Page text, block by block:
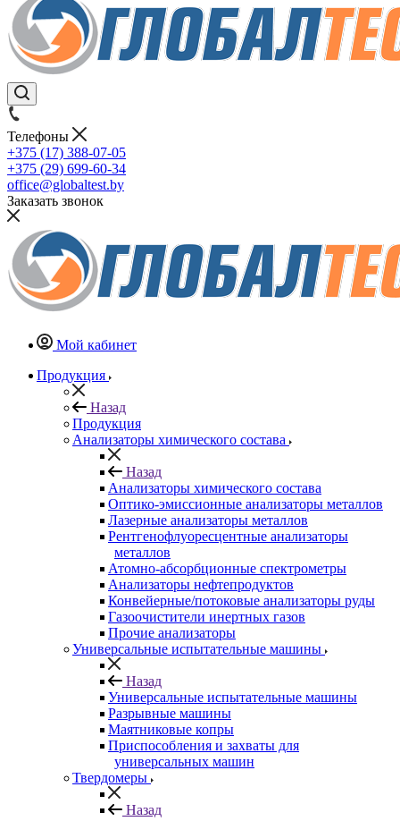
Телефоны
+375 (17) 388-07-05
+375 (29) 699-60-34
office@globaltest.by
Заказать звонок
Мой кабинет
Продукция
Назад
Продукция
Анализаторы химического состава
Назад
Анализаторы химического состава
Оптико-эмиссионные анализаторы металлов
Лазерные анализаторы металлов
Рентгенофлуоресцентные анализаторы
металлов
Атомно-абсорбционные спектрометры
Анализаторы нефтепродуктов
Конвейерные/потоковые анализаторы руды
Газоочистители инертных газов
Прочие анализаторы
Универсальные испытательные машины
Назад
Универсальные испытательные машины
Разрывные машины
Маятниковые копры
Приспособления и захваты для
универсальных машин
Твердомеры
Назад